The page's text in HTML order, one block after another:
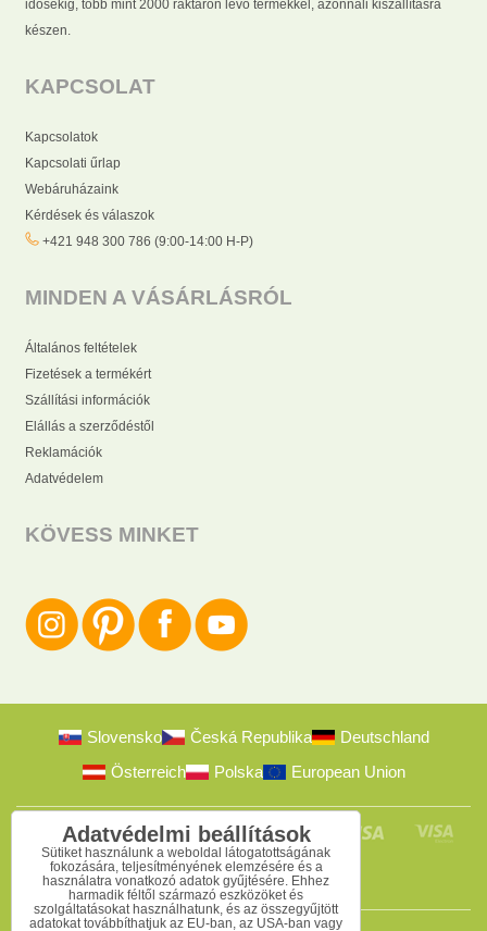
idősekig, több mint 2000 raktáron lévő termékkel, azonnali kiszállításra
készen.
KAPCSOLAT
Kapcsolatok
Kapcsolati űrlap
Webáruházaink
Kérdések és válaszok
+421 948 300 786 (9:00-14:00 H-P)
MINDEN A VÁSÁRLÁSRÓL
Általános feltételek
Fizetések a termékért
Szállítási információk
Elállás a szerződéstől
Reklamációk
Adatvédelem
KÖVESS MINKET
Slovensko Česká Republika
Deutschland
Österreich
Polska European Union
Adatvédelmi beállítások
Sütiket használunk a weboldal látogatottságának
fokozására, teljesítményének elemzésére és a
használatra vonatkozó adatok gyűjtésére. Ehhez
harmadik féltől származó eszközöket és
szolgáltatásokat használhatunk, és az összegyűjtött
adatokat továbbíthatjuk az EU-ban, az USA-ban vagy